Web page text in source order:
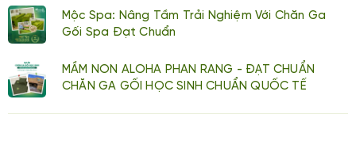
Mộc Spa: Nâng Tầm Trải Nghiệm Với Chăn Ga
Gối Spa Đạt Chuẩn
MẦM NON ALOHA PHAN RANG - ĐẠT CHUẨN
CHĂN GA GỐI HỌC SINH CHUẨN QUỐC TẾ